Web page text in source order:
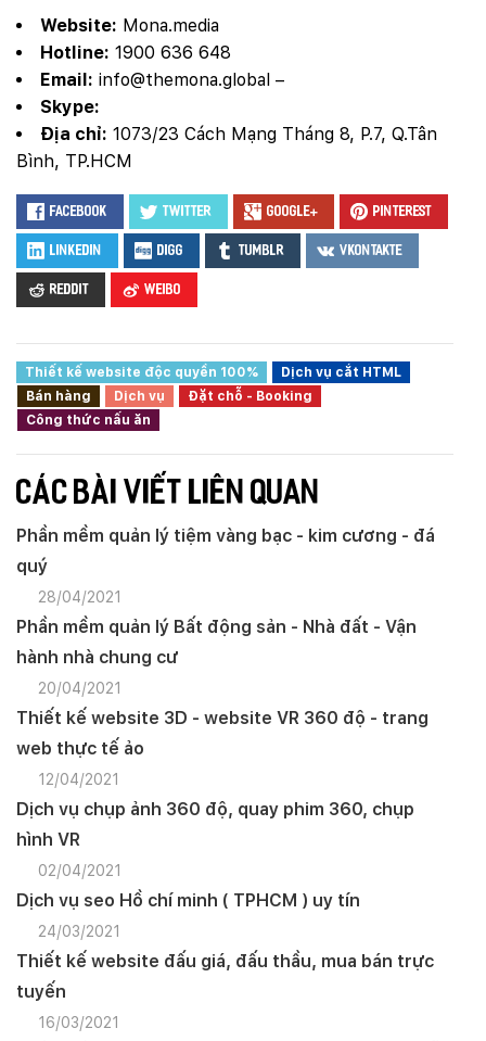
Website: Mona.media
Hotline: 1900 636 648
Email: info@themona.global –
Skype:
Địa chỉ: 1073/23 Cách Mạng Tháng 8, P.7, Q.Tân
Bình, TP.HCM
Facebook Twitter Google+ Pinterest
LinkedIn Digg Tumblr VKontakte
Reddit Weibo
Thiết kế website độc quyền 100%
Dịch vụ cắt HTML
Bán hàng
Dịch vụ
Đặt chỗ - Booking
Công thức nấu ăn
CÁC BÀI VIẾT LIÊN QUAN
Phần mềm quản lý tiệm vàng bạc - kim cương - đá
quý
28/04/2021
Phần mềm quản lý Bất động sản - Nhà đất - Vận
hành nhà chung cư
20/04/2021
Thiết kế website 3D - website VR 360 độ - trang
web thực tế ảo
12/04/2021
Dịch vụ chụp ảnh 360 độ, quay phim 360, chụp
hình VR
02/04/2021
Dịch vụ seo Hồ chí minh ( TPHCM ) uy tín
24/03/2021
Thiết kế website đấu giá, đấu thầu, mua bán trực
tuyến
16/03/2021